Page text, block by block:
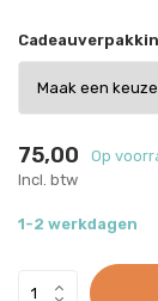
75,00
Op
Incl. btw
1-2 werkdagen